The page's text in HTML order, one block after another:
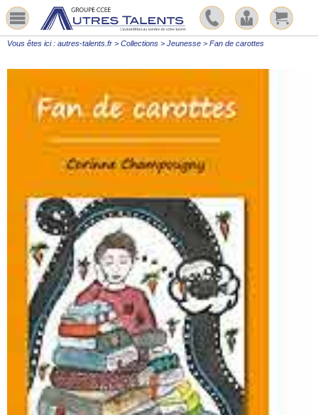
Vous êtes ici : autres-talents.fr > Collections > Jeunesse > Fan de carottes